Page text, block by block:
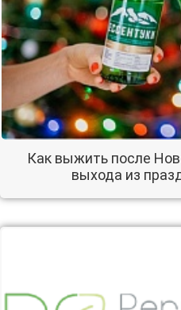
Как выжить после
выхода из